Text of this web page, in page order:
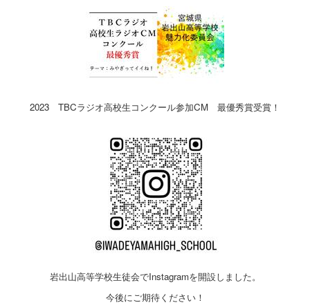
2023 TBCラジオ高校生コンクール参加CM 最優秀賞受賞！
岩出山高等学校生徒会でInstagramを開設しました。
今後にご期待ください！